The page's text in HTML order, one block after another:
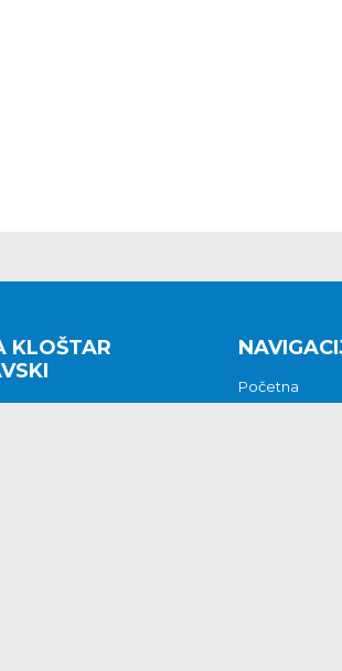
KLOŠTAR
Početna